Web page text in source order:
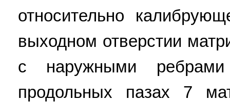
относительно
выходном отверстии
с наружными
продольных пазах 7